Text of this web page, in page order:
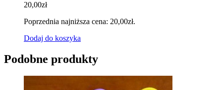
20,00zł
Poprzednia najniższa cena: 20,00zł.
Dodaj do koszyka
Podobne produkty